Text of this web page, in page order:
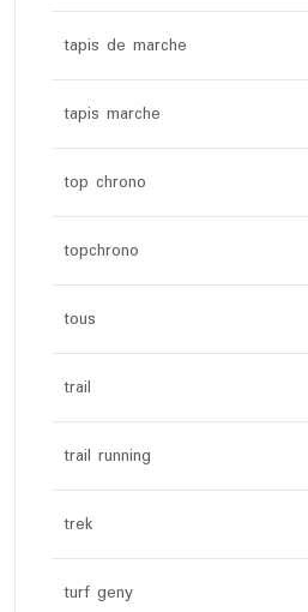
tapis de marche
tapis marche
top chrono
topchrono
tous
trail
trail running
trek
turf geny